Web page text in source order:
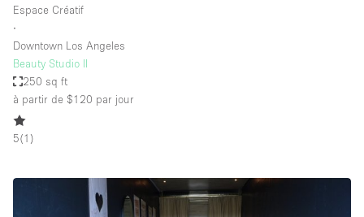
Espace Créatif
∙
Downtown Los Angeles
Beauty Studio II
250 sq ft
à partir de $120 par jour
5(1 )